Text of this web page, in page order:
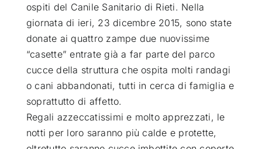
CHI SIAMO
RUBRICHE
SEMPRE CON ME
ospiti del Canile Sanitario di Rieti. Nella
giornata di ieri, 23 dicembre 2015, sono state
donate ai quattro zampe due nuovissime
“casette” entrate già a far parte del parco
cucce della struttura che ospita molti randagi
o cani abbandonati, tutti in cerca di famiglia e
soprattutto di affetto.
Regali azzeccatissimi e molto apprezzati, le
notti per loro saranno più calde e protette,